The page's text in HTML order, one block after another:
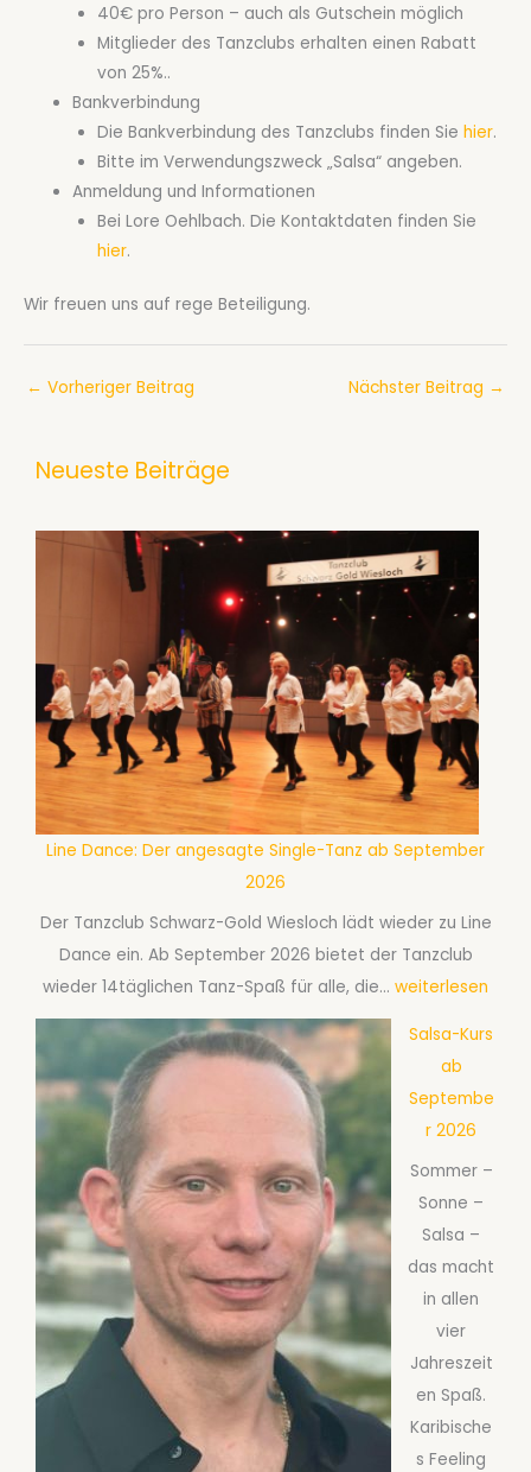
40€ pro Person – auch als Gutschein möglich
Mitglieder des Tanzclubs erhalten einen Rabatt
von 25%..
Bankverbindung
Die Bankverbindung des Tanzclubs finden Sie hier.
Bitte im Verwendungszweck „Salsa“ angeben.
Anmeldung und Informationen
Bei Lore Oehlbach. Die Kontaktdaten finden Sie
hier.
Wir freuen uns auf rege Beteiligung.
← Vorheriger Beitrag Nächster Beitrag →
Neueste Beiträge
Line Dance: Der angesagte Single-Tanz ab September
2026
Der Tanzclub Schwarz-Gold Wiesloch lädt wieder zu Line
Dance ein. Ab September 2026 bietet der Tanzclub
wieder 14täglichen Tanz-Spaß für alle, die… L
weiterlesen
Salsa-Kurs
ab
Septembe
r 2026
Sommer –
Sonne –
Salsa –
das macht
in allen
vier
Jahreszeit
en Spaß.
Karibische
s Feeling